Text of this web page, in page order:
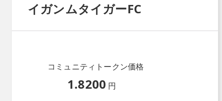
イガンムタイガーFC
コミュニティトークン価格
1.8200 円